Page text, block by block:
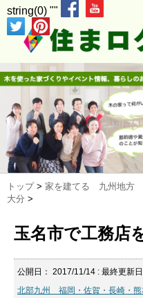
string(0) ""
トップ > 家を建てる 九州地方
大分 >
玉名市で工務店
公開日： 2017/11/14 : 最終更新
北部九州 福岡・佐賀・長崎・熊